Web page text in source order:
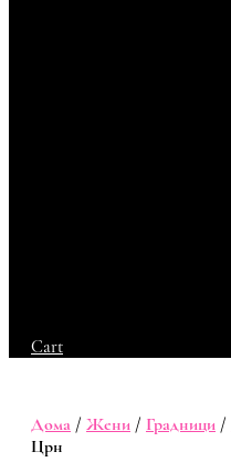
Cart
Дома / Жени / Градници /
Црн